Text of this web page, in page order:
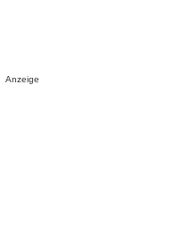
Anzeige